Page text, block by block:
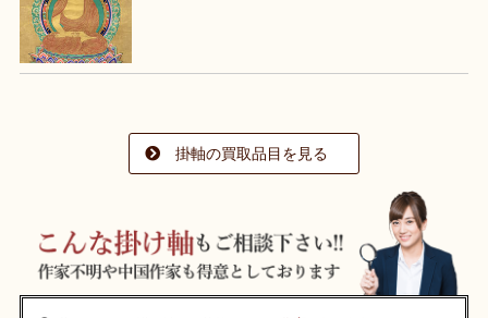
掛軸の買取品目を見る